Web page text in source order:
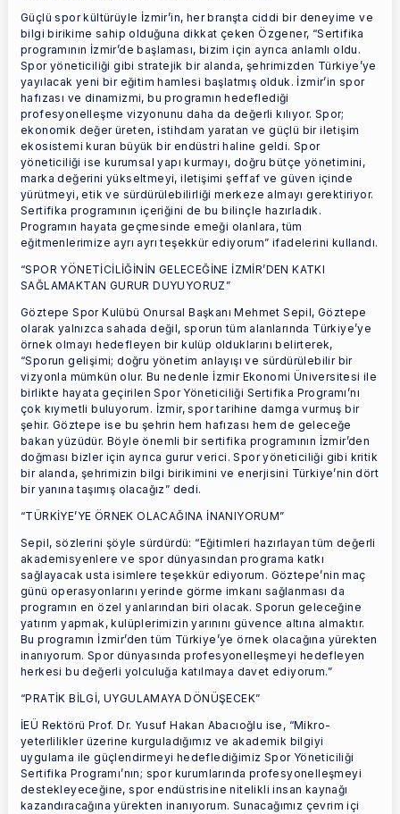
Güçlü spor kültürüyle İzmir’in, her branşta ciddi bir deneyime ve
bilgi birikime sahip olduğuna dikkat çeken Özgener, “Sertifika
programının İzmir’de başlaması, bizim için ayrıca anlamlı oldu.
Spor yöneticiliği gibi stratejik bir alanda, şehrimizden Türkiye’ye
yayılacak yeni bir eğitim hamlesi başlatmış olduk. İzmir’in spor
hafızası ve dinamizmi, bu programın hedeflediği
profesyonelleşme vizyonunu daha da değerli kılıyor. Spor;
ekonomik değer üreten, istihdam yaratan ve güçlü bir iletişim
ekosistemi kuran büyük bir endüstri haline geldi. Spor
yöneticiliği ise kurumsal yapı kurmayı, doğru bütçe yönetimini,
marka değerini yükseltmeyi, iletişimi şeffaf ve güven içinde
yürütmeyi, etik ve sürdürülebilirliği merkeze almayı gerektiriyor.
Sertifika programının içeriğini de bu bilinçle hazırladık.
Programın hayata geçmesinde emeği olanlara, tüm
eğitmenlerimize ayrı ayrı teşekkür ediyorum” ifadelerini kullandı.
“SPOR YÖNETİCİLİĞİNİN GELECEĞİNE İZMİR’DEN KATKI
SAĞLAMAKTAN GURUR DUYUYORUZ”
Göztepe Spor Kulübü Onursal Başkanı Mehmet Sepil, Göztepe
olarak yalnızca sahada değil, sporun tüm alanlarında Türkiye’ye
örnek olmayı hedefleyen bir kulüp olduklarını belirterek,
“Sporun gelişimi; doğru yönetim anlayışı ve sürdürülebilir bir
vizyonla mümkün olur. Bu nedenle İzmir Ekonomi Üniversitesi ile
birlikte hayata geçirilen Spor Yöneticiliği Sertifika Programı’nı
çok kıymetli buluyorum. İzmir, spor tarihine damga vurmuş bir
şehir. Göztepe ise bu şehrin hem hafızası hem de geleceğe
bakan yüzüdür. Böyle önemli bir sertifika programının İzmir’den
doğması bizler için ayrıca gurur verici. Spor yöneticiliği gibi kritik
bir alanda, şehrimizin bilgi birikimini ve enerjisini Türkiye’nin dört
bir yanına taşımış olacağız” dedi.
“TÜRKİYE’YE ÖRNEK OLACAĞINA İNANIYORUM”
Sepil, sözlerini şöyle sürdürdü: “Eğitimleri hazırlayan tüm değerli
akademisyenlere ve spor dünyasından programa katkı
sağlayacak usta isimlere teşekkür ediyorum. Göztepe’nin maç
günü operasyonlarını yerinde görme imkanı sağlanması da
programın en özel yanlarından biri olacak. Sporun geleceğine
yatırım yapmak, kulüplerimizin yarınını güvence altına almaktır.
Bu programın İzmir’den tüm Türkiye’ye örnek olacağına yürekten
inanıyorum. Spor dünyasında profesyonelleşmeyi hedefleyen
herkesi bu değerli yolculuğa katılmaya davet ediyorum.”
“PRATİK BİLGİ, UYGULAMAYA DÖNÜŞECEK”
İEÜ Rektörü Prof. Dr. Yusuf Hakan Abacıoğlu ise, “Mikro-
yeterlilikler üzerine kurguladığımız ve akademik bilgiyi
uygulama ile güçlendirmeyi hedeflediğimiz Spor Yöneticiliği
Sertifika Programı’nın; spor kurumlarında profesyonelleşmeyi
destekleyeceğine, spor endüstrisine nitelikli insan kaynağı
kazandıracağına yürekten inanıyorum. Sunacağımız çevrim içi